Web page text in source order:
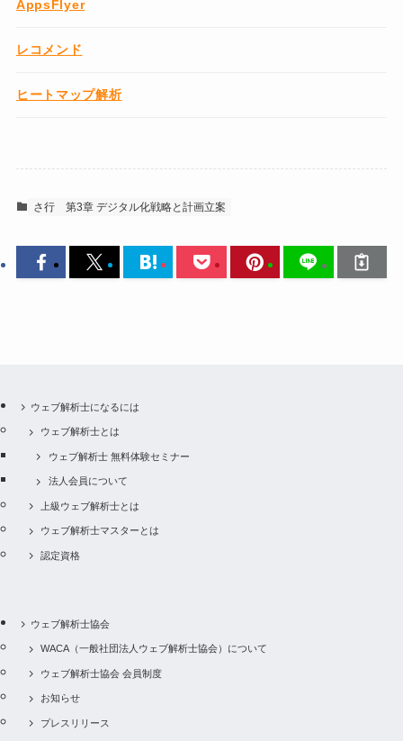
AppsFlyer
レコメンド
ヒートマップ解析
さ行 第3章 デジタル化戦略と計画立案
ウェブ解析士になるには
ウェブ解析士とは
ウェブ解析士 無料体験セミナー
法人会員について
上級ウェブ解析士とは
ウェブ解析士マスターとは
認定資格
ウェブ解析士協会
WACA（一般社団法人ウェブ解析士協会）について
ウェブ解析士協会 会員制度
お知らせ
プレスリリース